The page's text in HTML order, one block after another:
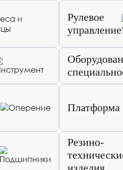
Рулевое
управление
Платформа
Резино-